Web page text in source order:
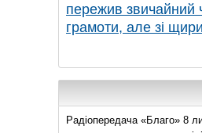
пережив звичайний
грамоти, але зі
Радіопередача «Благо» 8